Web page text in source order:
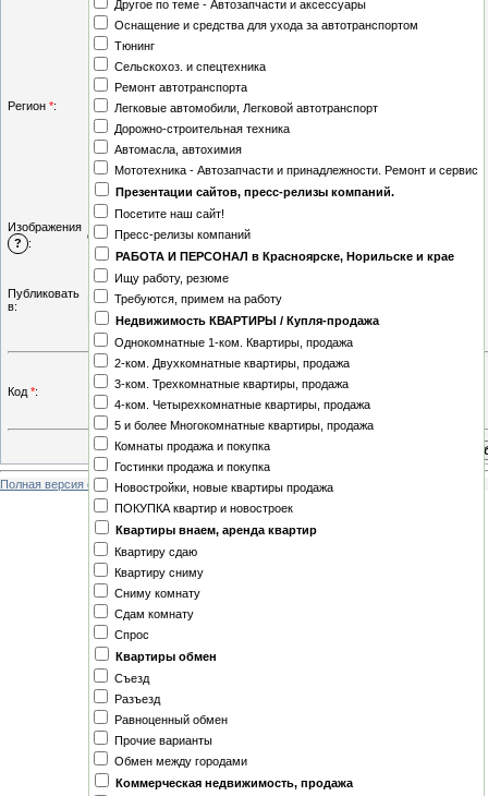
Другое по теме - Автозапчасти и аксессуары
Оснащение и средства для ухода за автотранспортом
Тюнинг
Сельскохоз. и спецтехника
Ремонт автотранспорта
Легковые автомобили, Легковой автотранспорт
Дорожно-строительная техника
Автомасла, автохимия
Мототехника - Автозапчасти и принадлежности. Ремонт и сервис
Презентации сайтов, пресс-релизы компаний.
Посетите наш сайт!
Пресс-релизы компаний
РАБОТА И ПЕРСОНАЛ в Красноярске, Норильске и крае
Ищу работу, резюме
Требуются, примем на работу
Недвижимость КВАРТИРЫ / Купля-продажа
Однокомнатные 1-ком. Квартиры, продажа
2-ком. Двухкомнатные квартиры, продажа
3-ком. Трехкомнатные квартиры, продажа
4-ком. Четырехкомнатные квартиры, продажа
5 и более Многокомнатные квартиры, продажа
Комнаты продажа и покупка
Гостинки продажа и покупка
Новостройки, новые квартиры продажа
ПОКУПКА квартир и новостроек
Квартиры внаем, аренда квартир
Квартиру сдаю
Квартиру сниму
Сниму комнату
Сдам комнату
Спрос
Квартиры обмен
Съезд
Разъезд
Равноценный обмен
Прочие варианты
Обмен между городами
Коммерческая недвижимость, продажа
Регион *:
(за пределами России)
Московская область
Адыгея
Амурская область
Астрахань
Белгород
Бурятия
Владимир
Вологда
Дагестан
Екатеринбург
Ингушетия
Кабардино-Балкария
Калмыкия
Камчатская область
Карелия
Киров
Коми-Пермяцкий АО
Кострома
Краснодарский край - Сочи
Крым
Курск
Магадан
Мордовия
Ненецкий АО
Новгород
НОРИЛЬСК
Оренбург
Пенза
Приморский край
Ростов-на-Дону
Самара
Сахалин и Курильские острова
Смоленск
Ставрополь
Тамбов
Тверь
Томск
Изображения
?
:
Стандартный загрузчик|Мультизагрузчик
Публиковать
в:
Код *:
Полная версия сайта